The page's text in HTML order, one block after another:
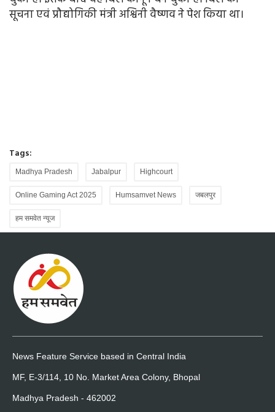
सूचना एवं प्रौद्योगिकी मंत्री अश्विनी वैष्णव ने पेश किया था।
Tags:
Madhya Pradesh Jabalpur Highcourt
Online Gaming Act 2025 Humsamvet News जबलपुर
हम समवेत न्यूज
News Feature Service based in Central India
MF, E-3/114, 10 No. Market Area Colony, Bhopal
Madhya Pradesh - 462002